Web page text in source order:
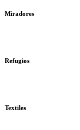
Miradores
Refugios
Textiles